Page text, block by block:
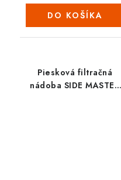
DO KOŠÍKA
Piesková filtračná
nádoba SIDE MASTER